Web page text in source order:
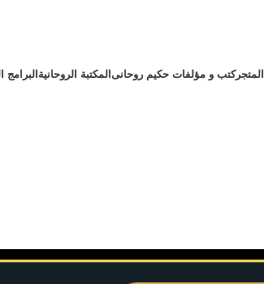
المتجركتب و مؤلفات حكيم روحانى المكتبة الروحانية البرامج